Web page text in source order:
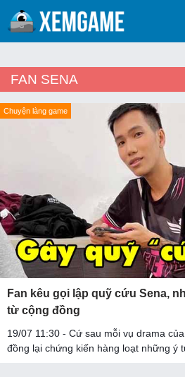
FAN SENA
Chuyện làng game
Fan kêu gọi lập quỹ cứu Sena,
từ cộng đồng
19/07 11:30 - Cứ sau mỗi vụ drama
đồng lại chứng kiến hàng loạt những ý